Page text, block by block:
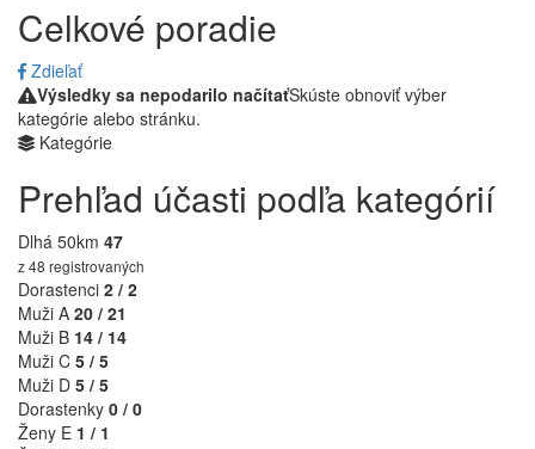
Celkové poradie
Zdieľať
Výsledky sa nepodarilo načítaťSkúste obnoviť výber
kategórie alebo stránku.
Kategórie
Prehľad účasti podľa kategórií
Dlhá 50km 47
z 48 registrovaných
Dorastenci 2 / 2
Muži A 20 / 21
Muži B 14 / 14
Muži C 5 / 5
Muži D 5 / 5
Dorastenky 0 / 0
Ženy E 1 / 1